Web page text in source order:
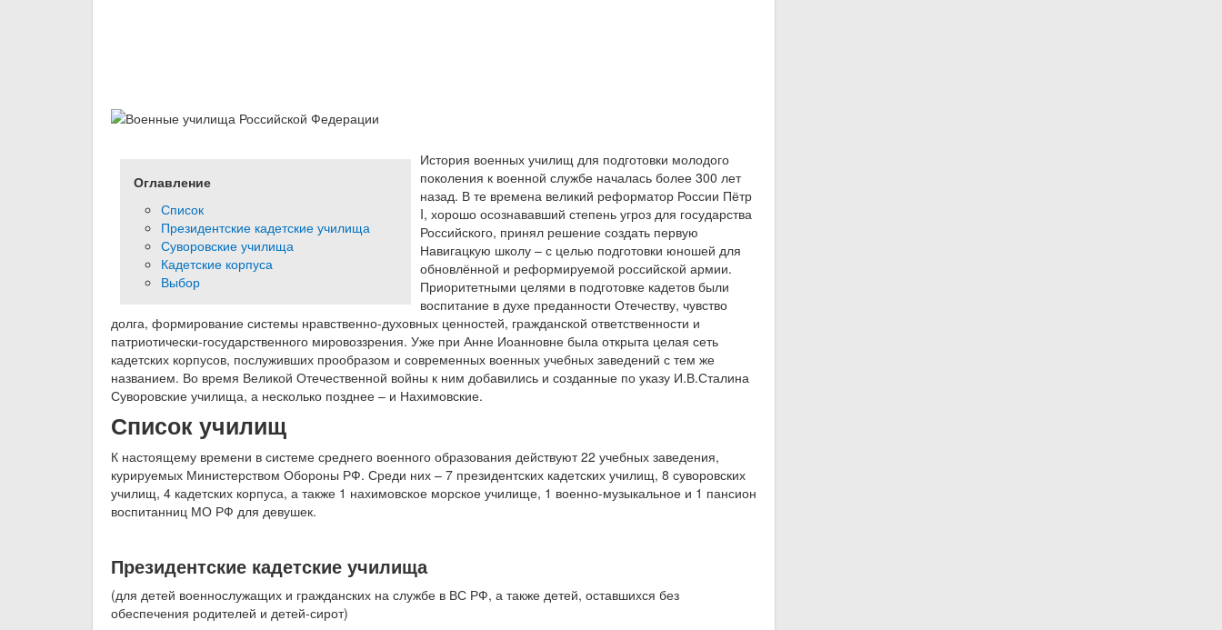
Оглавление
Список
Президентские кадетские училища
Суворовские училища
Кадетские корпуса
Выбор
История военных училищ для подготовки молодого
поколения к военной службе началась более 300 лет
назад. В те времена великий реформатор России Пётр
I, хорошо осознававший степень угроз для государства
Российского, принял решение создать первую
Навигацкую школу – с целью подготовки юношей для
обновлённой и реформируемой российской армии.
Приоритетными целями в подготовке кадетов были
воспитание в духе преданности Отечеству, чувство
долга, формирование системы нравственно-духовных ценностей, гражданской ответственности и
патриотически-государственного мировоззрения. Уже при Анне Иоанновне была открыта целая сеть
кадетских корпусов, послуживших прообразом и современных военных учебных заведений с тем же
названием. Во время Великой Отечественной войны к ним добавились и созданные по указу И.В.Сталина
Суворовские училища, а несколько позднее – и Нахимовские.
Список училищ
К настоящему времени в системе среднего военного образования действуют 22 учебных заведения,
курируемых Министерством Обороны РФ. Среди них – 7 президентских кадетских училищ, 8 суворовских
училищ, 4 кадетских корпуса, а также 1 нахимовское морское училище, 1 военно-музыкальное и 1 пансион
воспитанниц МО РФ для девушек.
Президентские кадетские училища
(для детей военнослужащих и гражданских на службе в ВС РФ, а также детей, оставшихся без
обеспечения родителей и детей-сирот)